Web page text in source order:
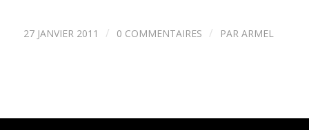
27 JANVIER 2011 / 0 COMMENTAIRES / PAR ARMEL